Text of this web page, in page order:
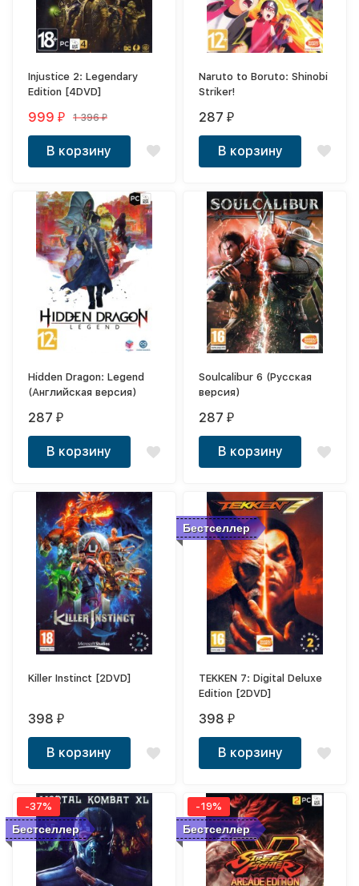
Injustice 2: Legendary
Edition [4DVD]
999₽ 1 396₽
В корзину
Naruto to Boruto: Shinobi
Striker!
287₽
В корзину
Hidden Dragon: Legend
(Английская версия)
287₽
В корзину
Soulcalibur 6 (Русская
версия)
287₽
В корзину
Killer Instinct [2DVD]
398₽
В корзину
Бестселлер
TEKKEN 7: Digital Deluxe
Edition [2DVD]
398₽
В корзину
Бестселлер
-37%
Бестселлер
-19%